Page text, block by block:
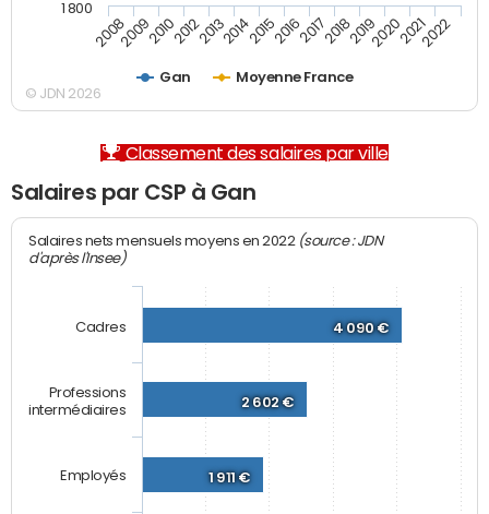
Gan Moyenne France
20082009201020122013201420152016201720182019202020212022
1 800
© JDN 2026
Classement des salaires par ville
Salaires par CSP à Gan
Salaires nets mensuels moyens en 2022 (source : JDN
d'après l'Insee)
4 090 €
2 602 €
1 911 €
Cadres
Professions
intermédiaires
Employés